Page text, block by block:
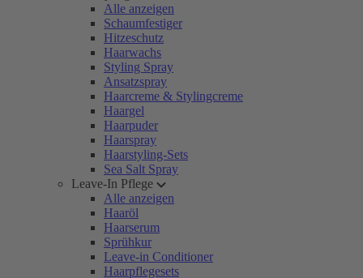
Alle anzeigen
Schaumfestiger
Hitzeschutz
Haarwachs
Styling Spray
Ansatzspray
Haarcreme & Stylingcreme
Haargel
Haarpuder
Haarspray
Haarstyling-Sets
Sea Salt Spray
Leave-In Pflege
Alle anzeigen
Haaröl
Haarserum
Sprühkur
Leave-in Conditioner
Haarpflegesets